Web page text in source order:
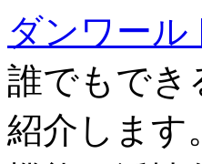
ダンワール
誰でもでき
紹介します